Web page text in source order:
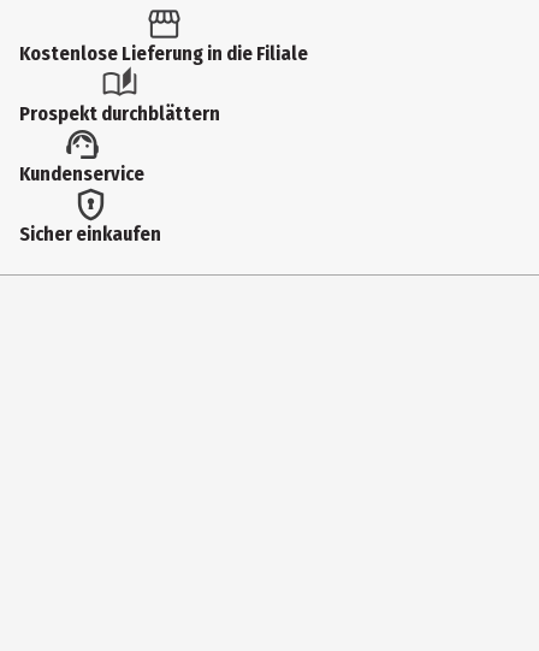
Altersempfehlung bis
Artikelnummer des Herstellers
02332
Lizenz (spw)
Kostenlose Lieferung in die Filiale
Prospekt durchblättern
Kundenservice
Sicher einkaufen